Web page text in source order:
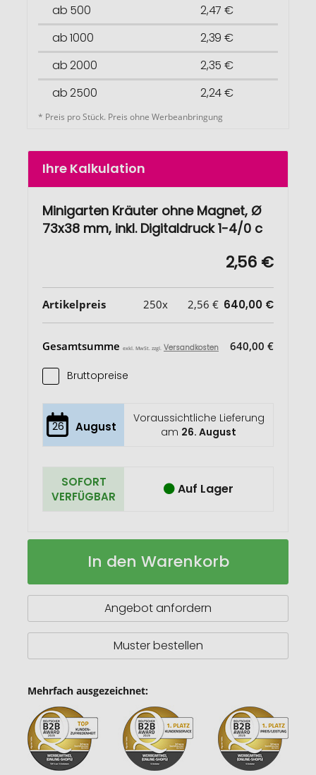
ab 500
2,47 €
ab 1000
2,39 €
ab 2000
2,35 €
ab 2500
2,24 €
* Preis pro Stück. Preis ohne Werbeanbringung
Ihre Kalkulation
Minigarten Kräuter ohne Magnet, Ø
73x38 mm, inkl. Digitaldruck 1-4/0 c
2,56 €
Artikelpreis 250x 2,56 € 640,00 €
Gesamtsumme exkl. MwSt. zzgl. Versandkosten 640,00 €
Bruttopreise
26 August
Voraussichtliche Lieferung
am 26. August
SOFORT
VERFÜGBAR
Auf Lager
Minigarten
Magnet
Auf
In den Warenkorb
Angebot anfordern
Muster bestellen
Mehrfach ausgezeichnet: